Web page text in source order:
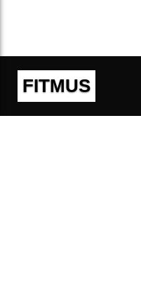
FITMUS